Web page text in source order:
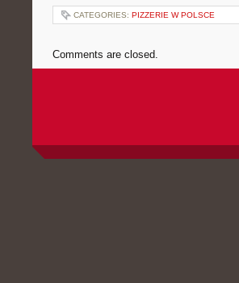
CATEGORIES: PIZZERIE W POLSCE
Comments are closed.